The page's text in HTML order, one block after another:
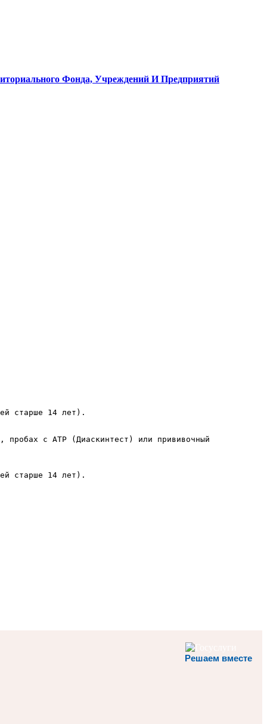
Фонда, Учреждений И Предприятий
старше 14 лет).
пробах с АТР (Диаскинтест) или прививочный
старше 14 лет).
Решаем вместе